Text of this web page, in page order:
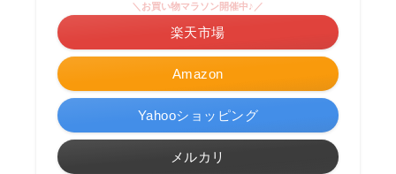
Amazon
＼お買い物マラソン開催中♪／
楽天市場
Yahooショッピング
メルカリ